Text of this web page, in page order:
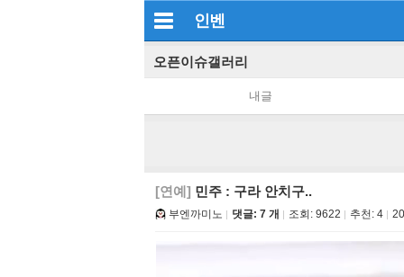
인벤
오픈이슈갤러리
내글
[연예] 민주 : 구라 안치구..
부엔까미노 댓글: 7 개 조회: 9622 추천: 4